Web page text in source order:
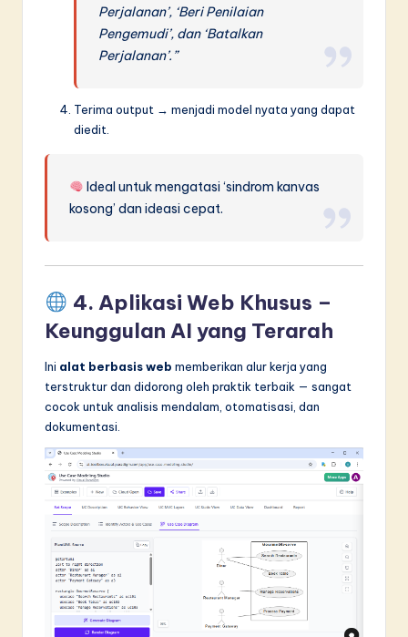
Perjalanan’, ‘Beri Penilaian
Pengemudi’, dan ‘Batalkan
Perjalanan’.”
Terima output → menjadi model nyata yang dapat
diedit.
Ideal untuk mengatasi ‘sindrom kanvas
kosong’ dan ideasi cepat.
4. Aplikasi Web Khusus –
Keunggulan AI yang Terarah
Ini alat berbasis web memberikan alur kerja yang
terstruktur dan didorong oleh praktik terbaik — sangat
cocok untuk analisis mendalam, otomatisasi, dan
dokumentasi.